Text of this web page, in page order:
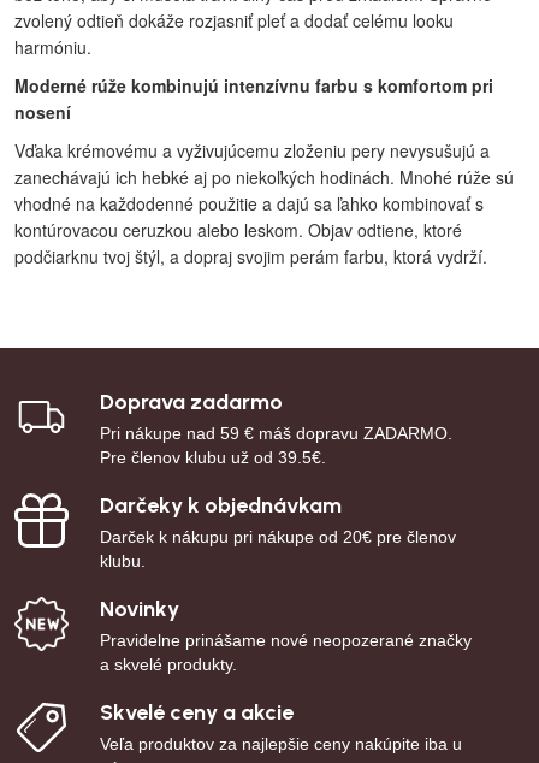
zvolený odtieň dokáže rozjasniť pleť a dodať celému looku
harmóniu.
Moderné rúže kombinujú intenzívnu farbu s komfortom pri
nosení
Vďaka krémovému a vyživujúcemu zloženiu pery nevysušujú a
zanechávajú ich hebké aj po niekoľkých hodinách. Mnohé rúže sú
vhodné na každodenné použitie a dajú sa ľahko kombinovať s
kontúrovacou ceruzkou alebo leskom. Objav odtiene, ktoré
podčiarknu tvoj štýl, a dopraj svojim perám farbu, ktorá vydrží.
Doprava zadarmo
Pri nákupe nad 59 € máš dopravu ZADARMO.
Pre členov klubu už od 39.5€.
Darčeky k objednávkam
Darček k nákupu pri nákupe od 20€ pre členov
klubu.
Novinky
Pravidelne prinášame nové neopozerané značky
a skvelé produkty.
Skvelé ceny a akcie
Veľa produktov za najlepšie ceny nakúpite iba u